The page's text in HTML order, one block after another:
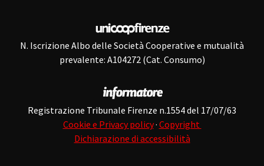
N. Iscrizione Albo delle Società Cooperative e mutualità
prevalente: A104272 (Cat. Consumo)
Registrazione Tribunale Firenze n.1554 del 17/07/63
Cookie e Privacy policy· Copyright
Dichiarazione di accessibilità